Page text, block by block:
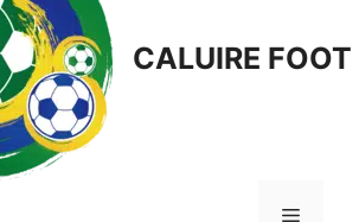
CALUIRE FOOT
Menu